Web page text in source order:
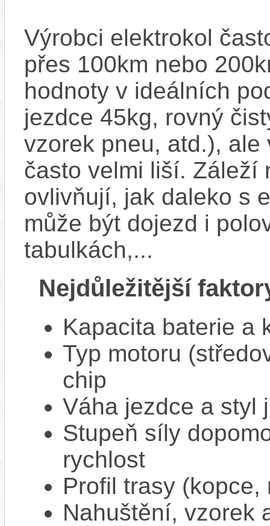
Výrobci elektrokol
přes 100km nebo
hodnoty v ideálních
jezdce 45kg, rovný
vzorek pneu, atd.),
často velmi liší. Záleží
ovlivňují, jak daleko s
může být dojezd i
tabulkách,...
Nejdůležitější
Kapacita baterie a
Typ motoru
chip
Váha jezdce a styl
Stupeň síly
rychlost
Profil trasy
Nahuštění, vzorek